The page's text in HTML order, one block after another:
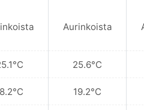
Aurinkoista
25.6°C
19.2°C